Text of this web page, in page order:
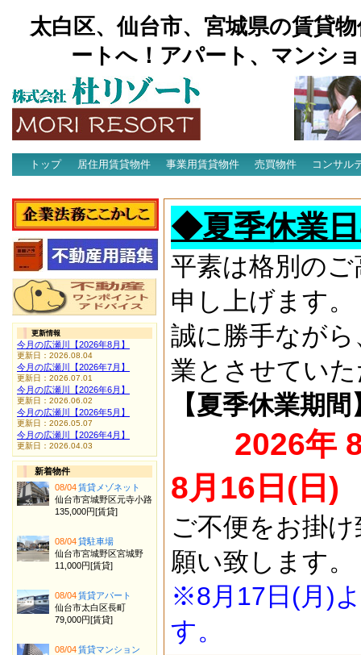
太白区、仙台市、宮城県の賃貸
ートへ！アパート、マンシ
トップ 居住用賃貸物件 事業用賃貸物件 売買物件
コンサル
◆夏季休業
平素は格別の
申し上げます。
誠に勝手なが
業とさせてい
【夏季休業期間
2026年
8月16日(日)
ご不便をお掛
願い致します。
※8月17日(月)
す。
更新情報
今月の広瀬川【2026年8月】
更新日：2026.08.04
今月の広瀬川【2026年7月】
更新日：2026.07.01
今月の広瀬川【2026年6月】
更新日：2026.06.02
今月の広瀬川【2026年5月】
更新日：2026.05.07
今月の広瀬川【2026年4月】
更新日：2026.04.03
新着物件
08/04賃貸メゾネット
仙台市宮城野区元寺小路
135,000円[賃貸]
08/04貸駐車場
仙台市宮城野区宮城野
11,000円[賃貸]
08/04賃貸アパート
仙台市太白区長町
79,000円[賃貸]
08/04賃貸マンション